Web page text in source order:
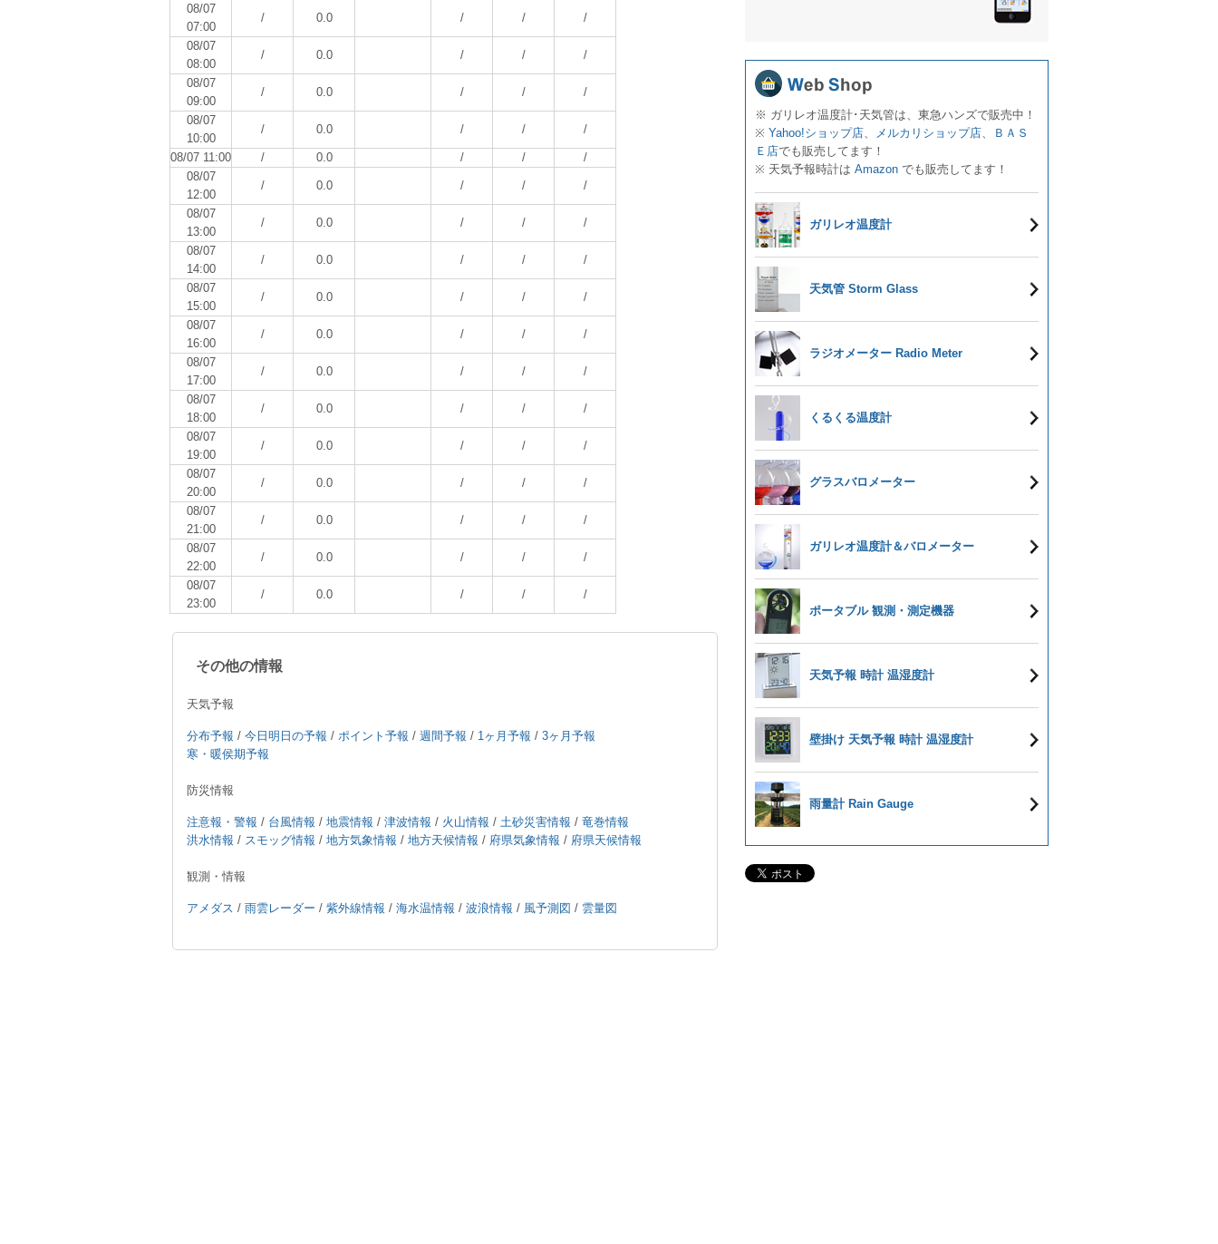
08/07
07:00
/ 0.0 / / /
08/07
08:00
/ 0.0 / / /
08/07
09:00
/ 0.0 / / /
08/07
10:00
/ 0.0 / / /
08/07 11:00 / 0.0 / /
/
08/07
12:00
/ 0.0 / / /
08/07
13:00
/ 0.0 / / /
08/07
14:00
/ 0.0 / / /
08/07
15:00
/ 0.0 / / /
08/07
16:00
/ 0.0 / / /
08/07
17:00
/ 0.0 / / /
08/07
18:00
/ 0.0 / / /
08/07
19:00
/ 0.0 / / /
08/07
20:00
/ 0.0 / / /
08/07
21:00
/ 0.0 / / /
08/07
22:00
/ 0.0 / / /
08/07
23:00
/ 0.0 / / /
その他の情報
天気予報
分布予報 / 今日明日の予報 / ポイント予報 / 週間予報 / 1ヶ月予報 / 3ヶ月予報
寒・暖侯期予報
防災情報
注意報・警報 / 台風情報 / 地震情報 / 津波情報 / 火山情報 / 土砂災害情報 / 竜巻情報
洪水情報 / スモッグ情報 / 地方気象情報 / 地方天候情報 / 府県気象情報 / 府県天候情報
観測・情報
アメダス / 雨雲レーダー / 紫外線情報 / 海水温情報 / 波浪情報 / 風予測図 / 雲量図
※ ガリレオ温度計･天気管は、東急ハンズで販売中！
※ Yahoo!ショップ店、 メルカリショップ店、
ＢＡＳ
Ｅ店でも販売してます！
※ 天気予報時計は Amazon でも販売してます！
ガリレオ温度計
天気管 Storm Glass
ラジオメーター Radio Meter
くるくる温度計
グラスバロメーター
ガリレオ温度計＆バロメーター
ポータブル 観測・測定機器
天気予報 時計 温湿度計
壁掛け 天気予報 時計 温湿度計
雨量計 Rain Gauge